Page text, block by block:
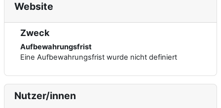
Website
Zweck
Aufbewahrungsfrist
Eine Aufbewahrungsfrist wurde nicht definiert
Nutzer/innen